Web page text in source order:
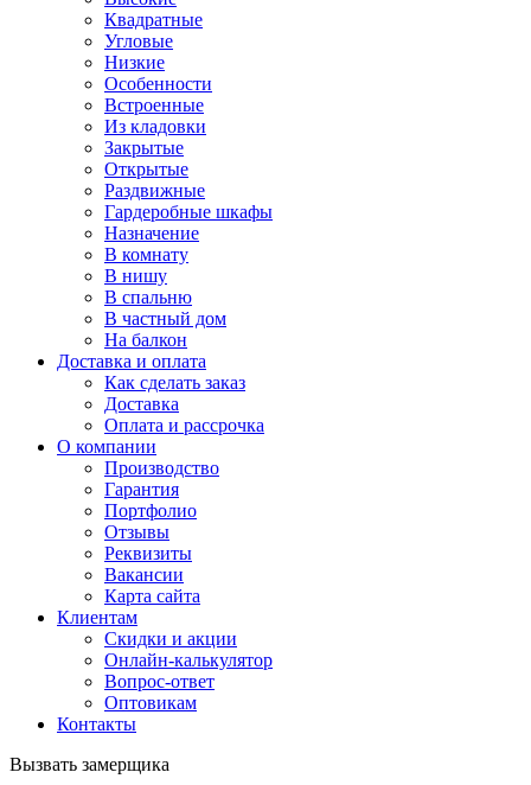
Квадратные
Угловые
Низкие
Особенности
Встроенные
Из кладовки
Закрытые
Открытые
Раздвижные
Гардеробные шкафы
Назначение
В комнату
В нишу
В спальню
В частный дом
На балкон
Доставка и оплата
Как сделать заказ
Доставка
Оплата и рассрочка
О компании
Производство
Гарантия
Портфолио
Отзывы
Реквизиты
Вакансии
Карта сайта
Клиентам
Скидки и акции
Онлайн-калькулятор
Вопрос-ответ
Оптовикам
Контакты
Вызвать замерщика